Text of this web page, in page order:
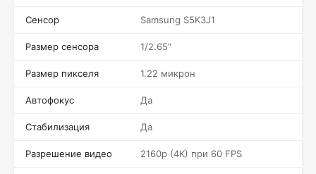
Сенсор Samsung S5K3J1
Размер сенсора 1/2.65"
Размер пикселя 1.22 микрон
Автофокус Да
Стабилизация Да
Разрешение видео 2160p (4K) при 60 FPS